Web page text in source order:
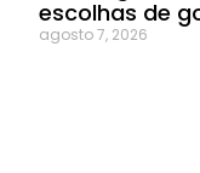
escolhas de
agosto 7, 2026